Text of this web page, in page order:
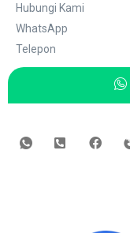
Hubungi Kami
WhatsApp
Telepon